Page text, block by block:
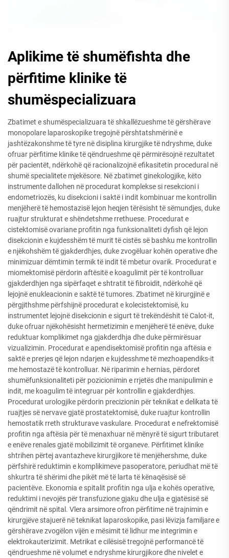
Aplikime të shumëfishta dhe
përfitime klinike të
shumëspecializuara
Zbatimet e shumëspecializuara të shkallëzueshme të gërshërave
monopolare laparoskopike tregojnë përshtatshmërinë e
jashtëzakonshme të tyre në disiplina kirurgjike të ndryshme, duke
ofruar përfitime klinike të qëndrueshme që përmirësojnë rezultatet
për pacientët, ndërkohë që racionalizojnë efikasitetin procedural në
shumë specialitete mjekësore. Në zbatimet ginekologjike, këto
instrumente dallohen në procedurat komplekse si resekcioni i
endometriozës, ku disekcioni i saktë i indit kombinuar me kontrollin
menjëherë të hemostazisë lejon heqjen tërësisht të sëmundjes, duke
ruajtur strukturat e shëndetshme rrethuese. Procedurat e
cistektomisë ovariane profitin nga funksionaliteti dyfish që lejon
disekcionin e kujdesshëm të murit të cistës së bashku me kontrollin
e njëkohshëm të gjakderdhjes, duke zvogëluar kohën operative dhe
minimizuar dëmtimin termik të indit të mbetur ovarik. Procedurat e
miomektomisë përdorin aftësitë e koagulimit për të kontrolluar
gjakderdhjen nga sipërfaqet e shtratit të fibroidit, ndërkohë që
lejojnë enukleacionin e saktë të tumores. Zbatimet në kirurgjinë e
përgjithshme përfshijnë procedurat e kolecistektomisë, ku
instrumentet lejojnë disekcionin e sigurt të trekëndëshit të Calot-it,
duke ofruar njëkohësisht hermetizimin e menjëherë të enëve, duke
reduktuar komplikimet nga gjakderdhja dhe duke përmirësuar
vizualizimin. Procedurat e apendisektomisë profitin nga aftësia e
saktë e prerjes që lejon ndarjen e kujdesshme të mezhoapendiks-it
me hemostazë të kontrolluar. Në riparimin e hernias, përdoret
shumëfunksionaliteti për pozicionimin e rrjetës dhe manipulimin e
indit, me koagulim të integruar për kontrollin e gjakderdhjes.
Procedurat urologjike përdorin precizionin për teknikat e delikata të
ruajtjes së nervave gjatë prostatektomisë, duke ruajtur kontrollin
hemostatik rreth strukturave vaskulare. Procedurat e nefrektomisë
profitin nga aftësia për të menaxhuar në mënyrë të sigurt tributaret
e enëve renales gjatë mobilizimit të organeve. Përfitimet klinike
shtrihen përtej avantazheve kirurgjikore të menjëhershme, duke
përfshirë reduktimin e komplikimeve pasoperatore, periudhat më të
shkurtra të shërimi dhe pikët më të larta të kënaqësisë së
pacientëve. Ekonomia e spitalit profitin nga ulja e kohës operative,
reduktimi i nevojës për transfuzione gjaku dhe ulja e gjatësisë së
qëndrimit në spital. Vlera arsimore ofron përfitime në trajnimin e
kirurgjëve stajuerë në teknikat laparoskopike, pasi lëvizja familjare e
gërshërave zvogëlon vijën e mësimit të lidhur me integrimin e
elektrokauterizimit. Metrikat e cilësisë tregojnë performancë të
qëndrueshme në volumet e ndryshme kirurgjikore dhe nivelet e